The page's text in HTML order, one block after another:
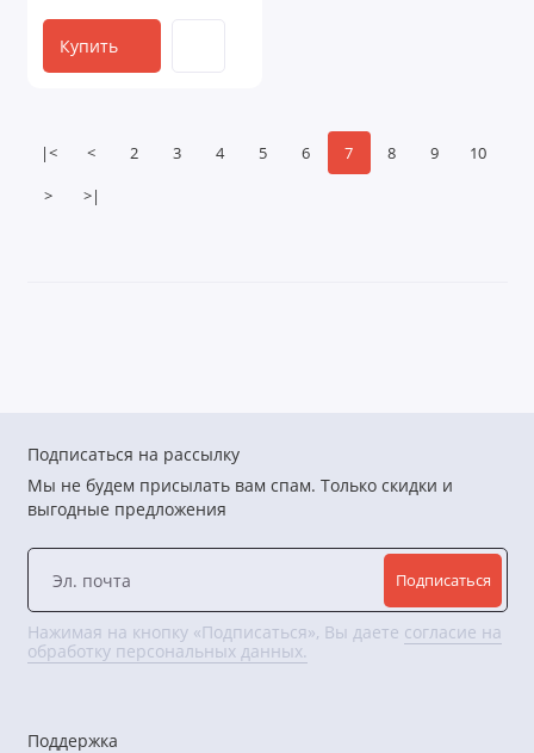
Купить
|< < 2 3 4 5 6 7 8 9 10
> >|
Подписаться на рассылку
Мы не будем присылать вам спам. Только скидки и
выгодные предложения
Подписаться
Нажимая на кнопку «Подписаться», Вы даете согласие на
обработку персональных данных.
Поддержка